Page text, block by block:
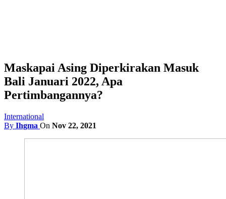
Maskapai Asing Diperkirakan Masuk
Bali Januari 2022, Apa
Pertimbangannya?
International
By Ihgma On Nov 22, 2021